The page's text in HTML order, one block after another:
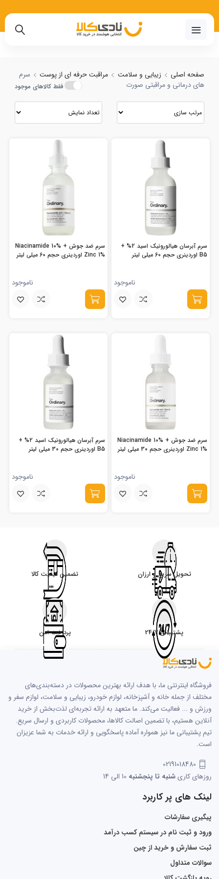
های درمانی و مراقبتی صورت با بهترین قیمت
صفحه اصلی زیبایی و سلامت مراقبت حرفه ای از پوست
سرم
های درمانی و مراقبتی صورت
فقط کالاهای موجود
سرم آبرسان هیالورونیک اسید 2% +
B5 اوردینری حجم 60 میلی لیتر
ناموجود
سرم ضد جوش Niacinamide 10% +
Zinc 1% اوردینری حجم 60 میلی لیتر
ناموجود
سرم ضد جوش Niacinamide 10% +
Zinc 1% اوردینری حجم 30 میلی لیتر
ناموجود
سرم آبرسان هیالورونیک اسید 2% +
B5 اوردینری حجم 30 میلی لیتر
ناموجود
تحویل سریع و ارزان تضمین کیفیت کالا
پشتیبانی 24/7 پرداخت امن
فروشگاه اینترنتی ما، با هدف ارائه بهترین محصولات در دسته‌بندی‌های
مختلف از جمله خانه و آشپزخانه، لوازم خودرو، زیبایی و سلامت، لوازم سفر و
ورزش و ... فعالیت می‌کند. ما متعهد به ارائه تجربه‌ای لذت‌بخش از خرید
آنلاین هستیم، با تضمین اصالت کالاها، محصولات کاربردی و ارسال سریع.
تیم پشتیبانی ما نیز همواره آماده پاسخگویی و ارائه خدمات به شما عزیزان
است.
02191018480
روزهای کاریشنبه تا پنجشنبه
لینک های پر کاربرد
پیگیری سفارشات
ورود و ثبت نام در سیستم کسب درآمد
ثبت سفارش و خرید از چین
سوالات متداول